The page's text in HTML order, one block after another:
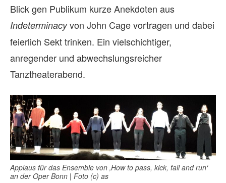
Blick gen Publikum kurze Anekdoten aus
Indeterminacyvon John Cage vortragen und dabei
feierlich Sekt trinken. Ein vielschichtiger,
anregender und abwechslungsreicher
Tanztheaterabend.
Applaus für das Ensemble von ‚How to pass, kick, fall and run‘
an der Oper Bonn | Foto (c) as